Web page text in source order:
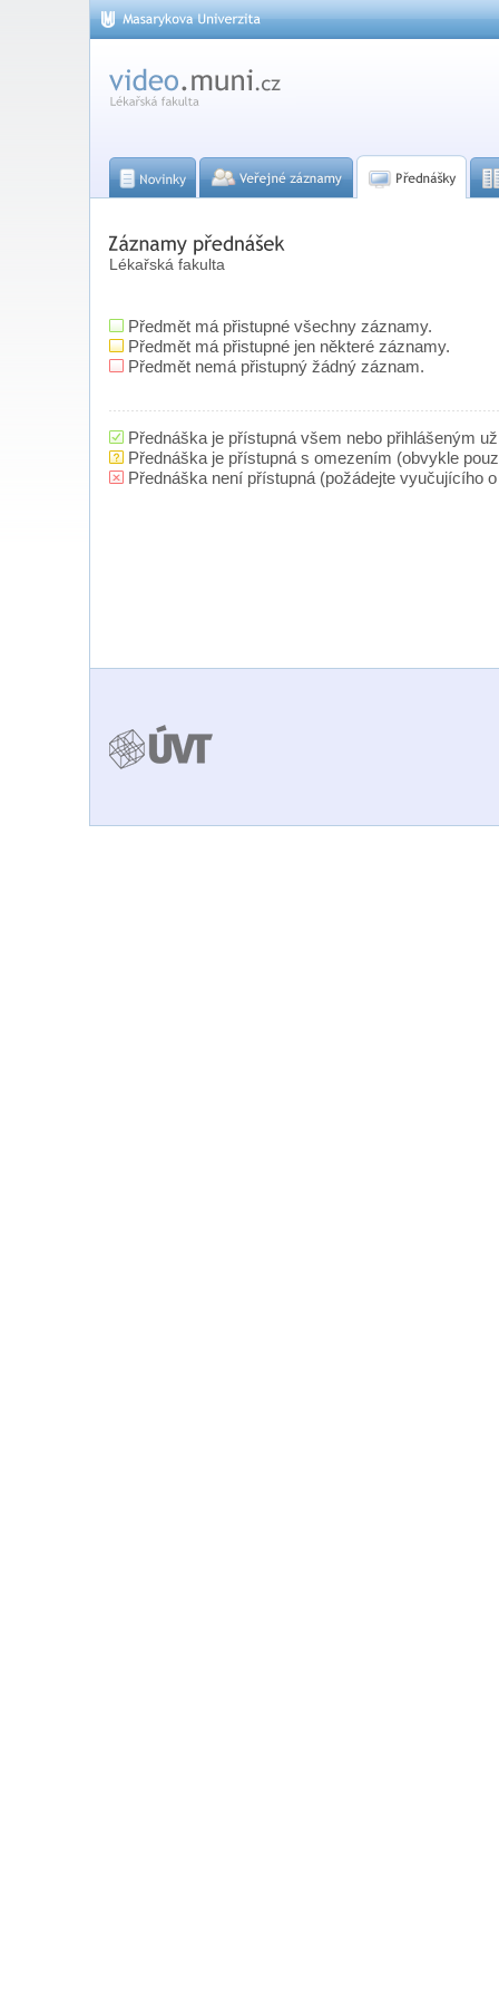
Lékařská fakulta
Předmět má přistupné všechny záznamy.
Předmět má přistupné jen některé záznamy.
Předmět nemá přistupný žádný záznam.
Přednáška je přístupná všem nebo přihlášeným
Přednáška je přístupná s omezením (obvykle
Přednáška není přístupná (požádejte vyučujícího